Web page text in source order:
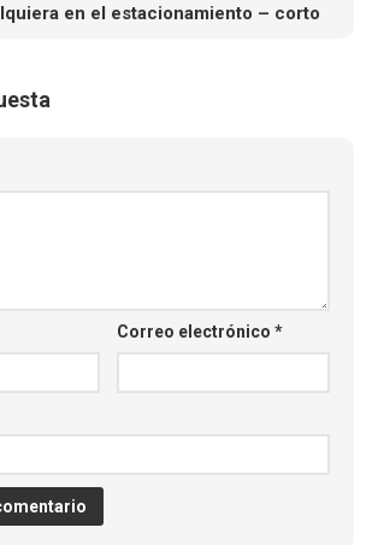
en el estacionamiento – corto
Correo electrónico*